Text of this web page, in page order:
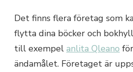
Det finns flera företag som
flytta dina böcker och
till exempel anlita Qleano
ändamålet. Företaget är